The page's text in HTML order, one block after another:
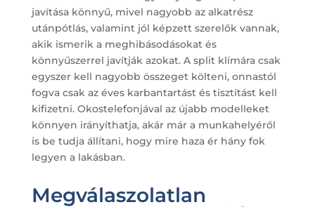
javítása könnyű, mivel nagyobb az alkatrész
utánpótlás, valamint jól képzett szerelők vannak,
akik ismerik a meghibásodásokat és
könnyűszerrel javítják azokat. A split klímára csak
egyszer kell nagyobb összeget költeni, onnastól
fogva csak az éves karbantartást és tisztítást kell
kifizetni. Okostelefonjával az újabb modelleket
könnyen irányíthatja, akár már a munkahelyéről
is be tudja állítani, hogy mire haza ér hány fok
legyen a lakásban.
Megválaszolatlan